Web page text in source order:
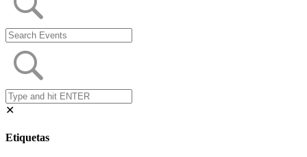
✕
Etiquetas